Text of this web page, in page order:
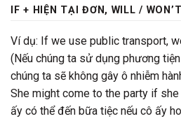
IF + HIỆN TẠI ĐƠN, WILL /
Ví dụ: If we use public transport,
(Nếu chúng ta sử dụng phương
chúng ta sẽ không gây ô nhiễm
She might come to the party if
ấy có thể đến bữa tiệc nếu cô ấy